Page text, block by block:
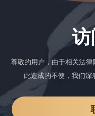
尊敬的用户，由于相关法
此造成的不便，我们深